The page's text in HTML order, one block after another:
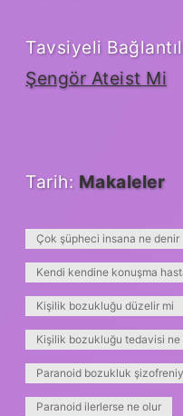
Tavsiyeli
Şengör Ateist Mi
Tarih: Makaleler
Çok şüpheci insana ne denir
Kendi kendine konuşma
Kişilik bozukluğu düzelir mi
Kişilik bozukluğu tedavisi ne
Paranoid bozukluk
Paranoid ilerlerse ne olur